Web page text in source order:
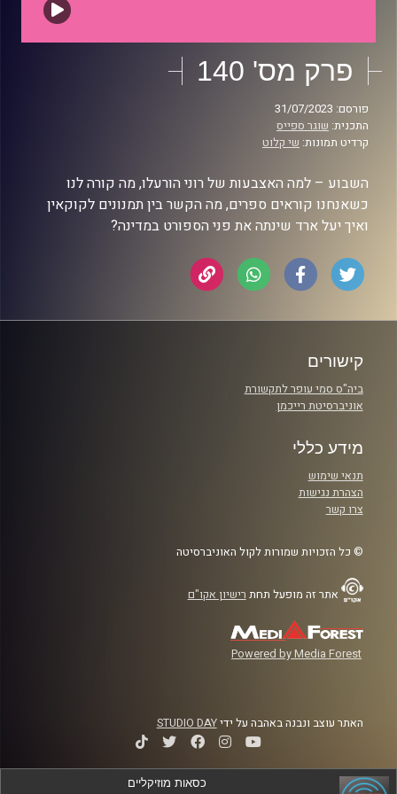
פרק מס' 140
פורסם: 31/07/2023
התכנית: שוגר ספייס
קרדיט תמונות: שי קלוט
השבוע – למה האצבעות של רוני הורעלו, מה קורה לנו
כשאנחנו קוראים ספרים, מה הקשר בין תמנונים לקוקאין
ואיך יעל ארד שינתה את פני הספורט במדינה?
קישורים
ביה"ס סמי עופר לתקשורת
אוניברסיטת רייכמן
מידע כללי
תנאי שימוש
הצהרת נגישות
צרו קשר
© כל הזכויות שמורות לקול האוניברסיטה
אתר זה מופעל תחת רישיון אקו"ם
Powered by Media Forest
האתר עוצב ונבנה באהבה על ידיSTUDIO DAY
כסאות מוזיקליים